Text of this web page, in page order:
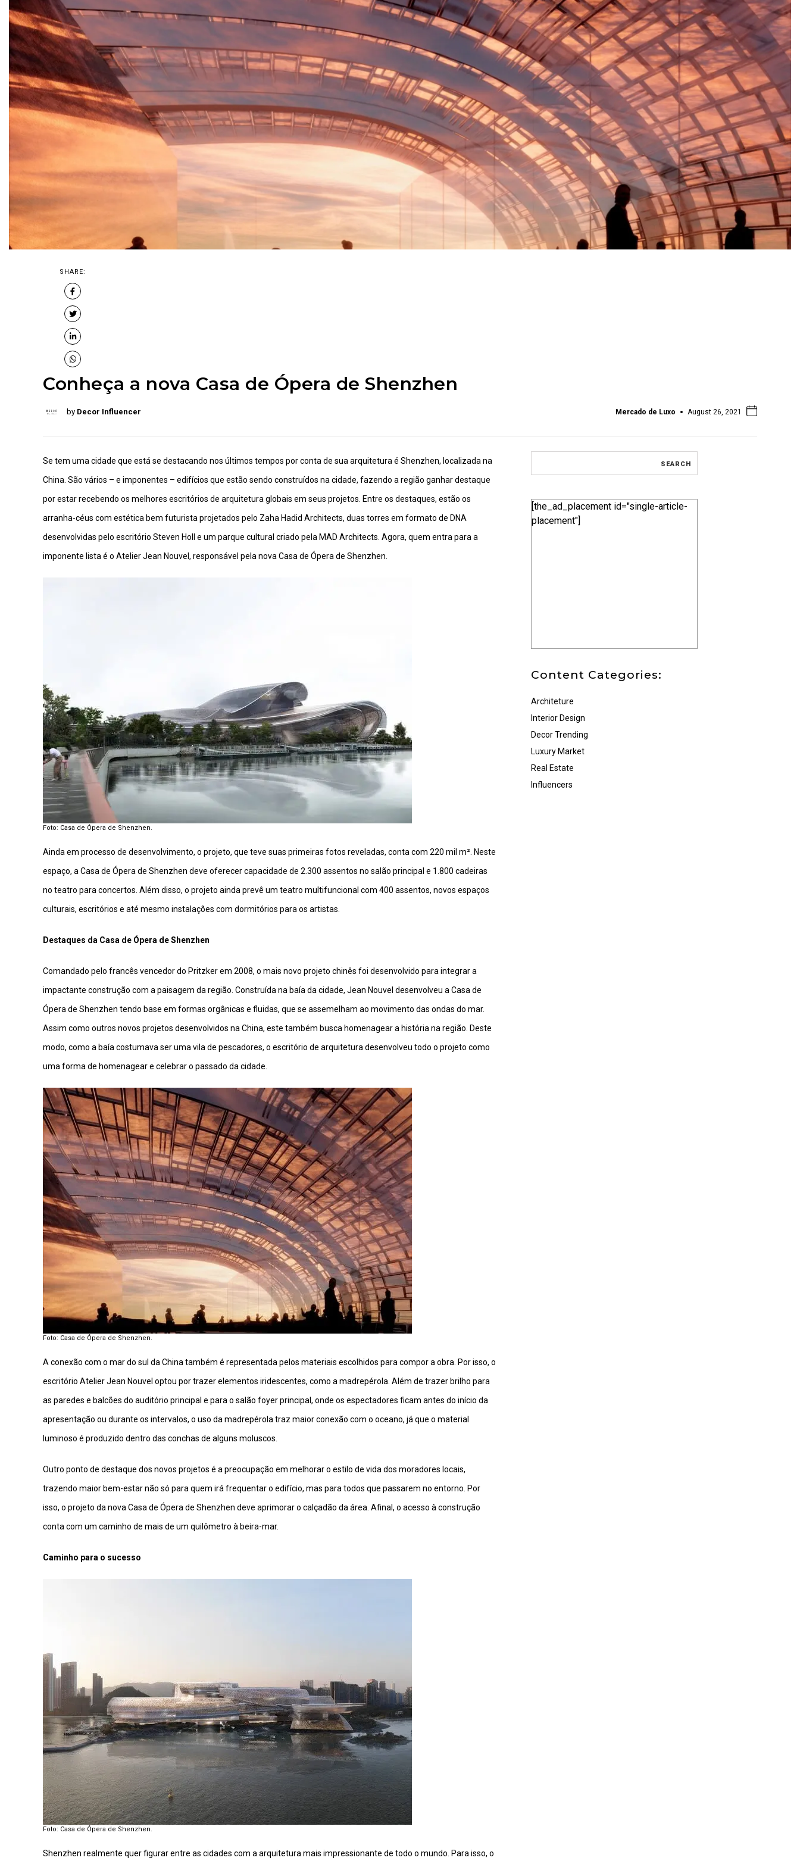
SHARE:
Conheça a nova Casa de Ópera de Shenzhen
by Decor Influencer Mercado de Luxo August 26, 2021
Se tem uma cidade que está se destacando nos últimos tempos por conta de sua arquitetura é Shenzhen, localizada na
China. São vários – e imponentes – edifícios que estão sendo construídos na cidade, fazendo a região ganhar destaque
por estar recebendo os melhores escritórios de arquitetura globais em seus projetos. Entre os destaques, estão os
arranha-céus com estética bem futurista projetados pelo Zaha Hadid Architects, duas torres em formato de DNA
desenvolvidas pelo escritório Steven Holl e um parque cultural criado pela MAD Architects. Agora, quem entra para a
imponente lista é o Atelier Jean Nouvel, responsável pela nova Casa de Ópera de Shenzhen.
Foto: Casa de Ópera de Shenzhen.
Ainda em processo de desenvolvimento, o projeto, que teve suas primeiras fotos reveladas, conta com 220 mil m². Neste
espaço, a Casa de Ópera de Shenzhen deve oferecer capacidade de 2.300 assentos no salão principal e 1.800 cadeiras
no teatro para concertos. Além disso, o projeto ainda prevê um teatro multifuncional com 400 assentos, novos espaços
culturais, escritórios e até mesmo instalações com dormitórios para os artistas.
Destaques da Casa de Ópera de Shenzhen
Comandado pelo francês vencedor do Pritzker em 2008, o mais novo projeto chinês foi desenvolvido para integrar a
impactante construção com a paisagem da região. Construída na baía da cidade, Jean Nouvel desenvolveu a Casa de
Ópera de Shenzhen tendo base em formas orgânicas e fluidas, que se assemelham ao movimento das ondas do mar.
Assim como outros novos projetos desenvolvidos na China, este também busca homenagear a história na região. Deste
modo, como a baía costumava ser uma vila de pescadores, o escritório de arquitetura desenvolveu todo o projeto como
uma forma de homenagear e celebrar o passado da cidade.
Foto: Casa de Ópera de Shenzhen.
A conexão com o mar do sul da China também é representada pelos materiais escolhidos para compor a obra. Por isso, o
escritório Atelier Jean Nouvel optou por trazer elementos iridescentes, como a madrepérola. Além de trazer brilho para
as paredes e balcões do auditório principal e para o salão foyer principal, onde os espectadores ficam antes do início da
apresentação ou durante os intervalos, o uso da madrepérola traz maior conexão com o oceano, já que o material
luminoso é produzido dentro das conchas de alguns moluscos.
Outro ponto de destaque dos novos projetos é a preocupação em melhorar o estilo de vida dos moradores locais,
trazendo maior bem-estar não só para quem irá frequentar o edifício, mas para todos que passarem no entorno. Por
isso, o projeto da nova Casa de Ópera de Shenzhen deve aprimorar o calçadão da área. Afinal, o acesso à construção
conta com um caminho de mais de um quilômetro à beira-mar.
Caminho para o sucesso
Foto: Casa de Ópera de Shenzhen.
Shenzhen realmente quer figurar entre as cidades com a arquitetura mais impressionante de todo o mundo. Para isso, o
[the_ad_placement id="single-article-
placement"]
Content Categories:
Architeture
Interior Design
Decor Trending
Luxury Market
Real Estate
Influencers